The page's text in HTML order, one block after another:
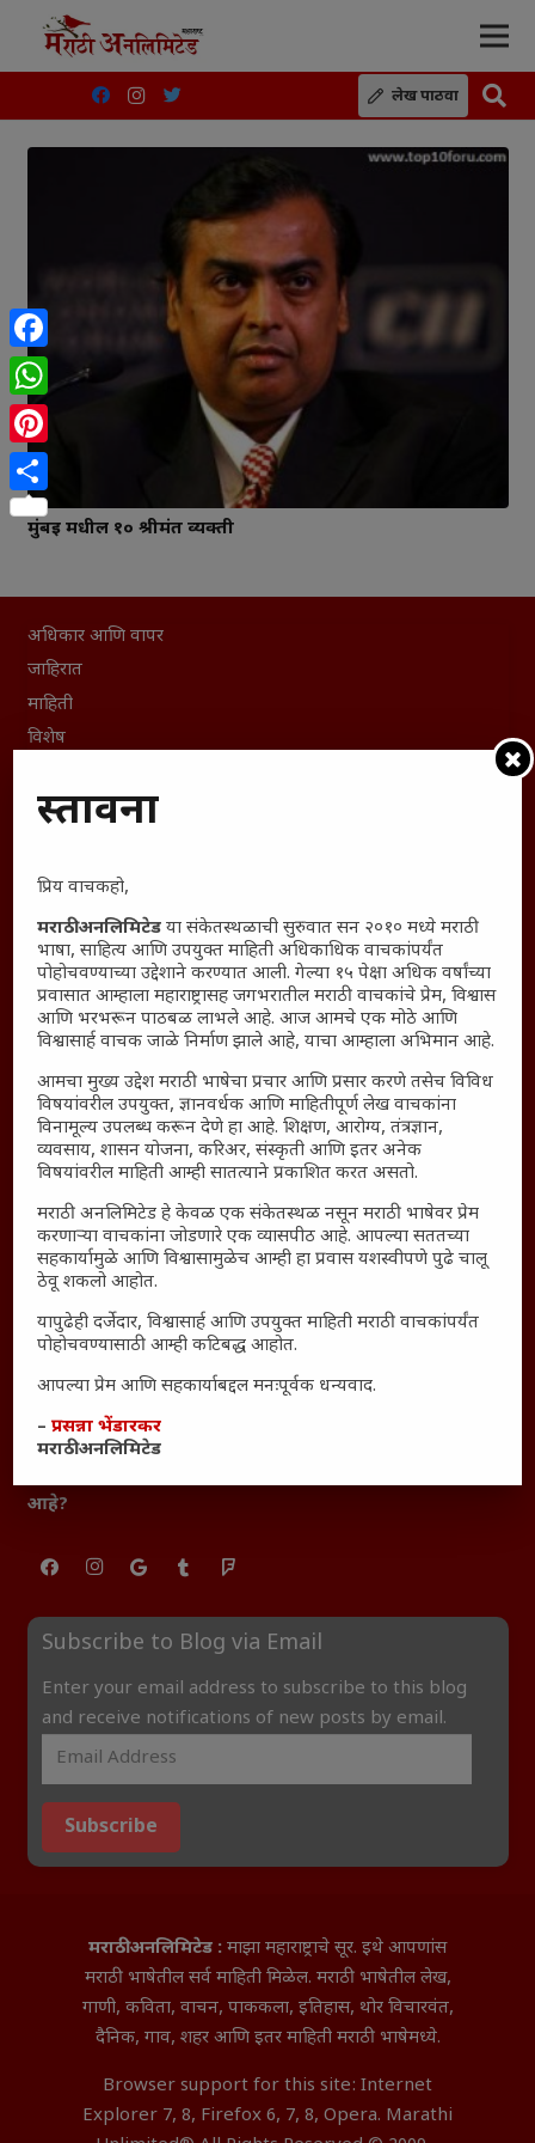
लेख पाठवा
मुंबई मधील १० श्रीमंत व्यक्ती
अधिकार आणि वापर
जाहिरात
माहिती
विशेष
English To Marathi
Kruti Dev Unicode
Shop Unlimited
Thought For The Day
सामान्य आजारांवर गावठी उपाय – घरच्या घरी मिळवा प्राथमिक
आजच्या युगातील तरुण पिढी कुठे हरवली?
महाराष्ट्रातील किल्ल्यांचे महत्त्व : स्वराज्याच्या वैभवशाली इतिहासाचे
साक्षीदार
₹370 ची बिर्याणी” आणि हरवत चाललेली संवेदनशीलता : आजच्या
तरुणांच्या मनात नेमकं काय चाललंय?
यश आणि आत्मविश्वास: स्वप्नांना वास्तवात बदलण्याची शक्ती
महाराष्ट्रातील बदलत्या हवामानाचा शेतीवर वाढता परिणाम:
शेतकऱ्यांसमोरील नवीन आव्हाने आणि संधी
महाराष्ट्र आणि संपूर्ण भारतातील शेतकऱ्यांना मान्सूनचे महत्त्व
‘कॉकरोच जनता पार्टी’ची वेबसाईट अचानक डाउन; सोशल
सार्वजनिक नोंद: पेमेंट डिफॉल्ट प्रकरण – Kris Ankem [FFME]
आहे?
Subscribe to Blog via Email
Enter your email address to subscribe to this blog
and receive notifications of new posts by email.
Subscribe
मराठी अनलिमिटेड : माझा महाराष्ट्राचे सूर. इथे आपणांस
मराठी भाषेतील सर्व माहिती मिळेल. मराठी भाषेतील लेख,
गाणी, कविता, वाचन, पाककला, इतिहास, थोर विचारवंत,
दैनिक, गाव, शहर आणि इतर माहिती मराठी भाषेमध्ये.
Browser support for this site: Internet
Explorer 7, 8, Firefox 6, 7, 8, Opera. Marathi
Facebook
WhatsApp
Pinterest
Share
प्रस्तावना
प्रिय वाचकहो,
मराठी अनलिमिटेड या संकेतस्थळाची सुरुवात सन २०१० मध्ये मराठी
भाषा, साहित्य आणि उपयुक्त माहिती अधिकाधिक वाचकांपर्यंत
पोहोचवण्याच्या उद्देशाने करण्यात आली. गेल्या १५ पेक्षा अधिक वर्षांच्या
प्रवासात आम्हाला महाराष्ट्रासह जगभरातील मराठी वाचकांचे प्रेम, विश्वास
आणि भरभरून पाठबळ लाभले आहे. आज आमचे एक मोठे आणि
विश्वासार्ह वाचक जाळे निर्माण झाले आहे, याचा आम्हाला अभिमान आहे.
आमचा मुख्य उद्देश मराठी भाषेचा प्रचार आणि प्रसार करणे तसेच विविध
विषयांवरील उपयुक्त, ज्ञानवर्धक आणि माहितीपूर्ण लेख वाचकांना
विनामूल्य उपलब्ध करून देणे हा आहे. शिक्षण, आरोग्य, तंत्रज्ञान,
व्यवसाय, शासन योजना, करिअर, संस्कृती आणि इतर अनेक
विषयांवरील माहिती आम्ही सातत्याने प्रकाशित करत असतो.
मराठी अनलिमिटेड हे केवळ एक संकेतस्थळ नसून मराठी भाषेवर प्रेम
करणाऱ्या वाचकांना जोडणारे एक व्यासपीठ आहे. आपल्या सततच्या
सहकार्यामुळे आणि विश्वासामुळेच आम्ही हा प्रवास यशस्वीपणे पुढे चालू
ठेवू शकलो आहोत.
यापुढेही दर्जेदार, विश्वासार्ह आणि उपयुक्त माहिती मराठी वाचकांपर्यंत
पोहोचवण्यासाठी आम्ही कटिबद्ध आहोत.
आपल्या प्रेम आणि सहकार्याबद्दल मनःपूर्वक धन्यवाद.
–प्रसन्ना भेंडारकर
मराठी अनलिमिटेड